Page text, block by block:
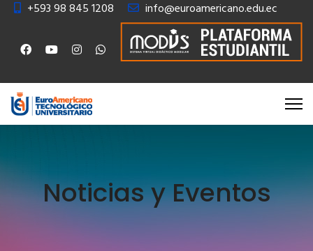
+593 98 845 1208 info@euroamericano.edu.ec
Noticias y Eventos